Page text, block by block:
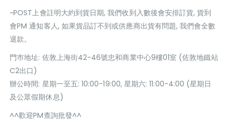
~POST上會註明大約到貨日期, 我們收到入數後會安排訂貨, 貨到
會PM 通知客人, 如果貨品訂不到或供應商出貨有問題, 我們會全數
退款。
門巿地址: 佐敦上海街42-46號忠和商業中心9樓01室 (佐敦地鐵站
C2出口)
辦公時間: 星期一至五: 10:00-19:00, 星期六: 11:00-4:00 (星期日
及公眾假期休息)
^^歡迎PM查詢批發^^